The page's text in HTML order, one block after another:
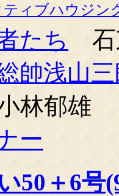
ティブハウジン
たち
石
帥浅山
郁雄
ー
50＋6号